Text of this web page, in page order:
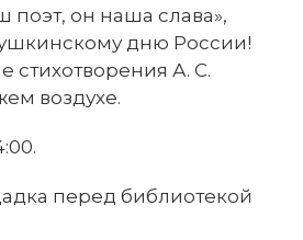
он наша слава»,
дню России!
стихотворения А. С.
воздухе.
перед библиотекой